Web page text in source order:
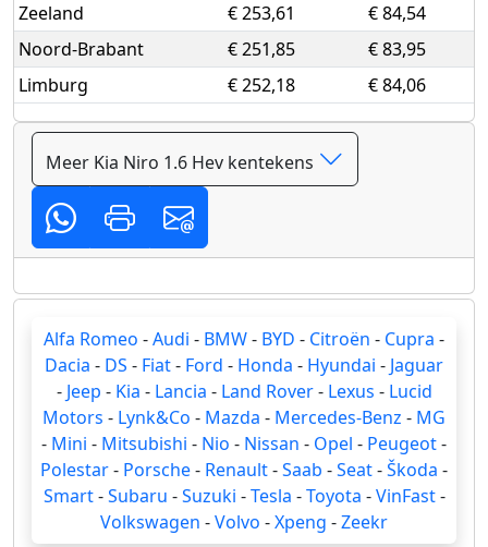
Zeeland
€ 253,61
€ 84,54
Noord-Brabant
€ 251,85
€ 83,95
Limburg
€ 252,18 € 84,06
Meer Kia Niro 1.6 Hev kentekens
Alfa Romeo -Audi - BMW- BYD - Citroën - Cupra -
Dacia - DS - Fiat- Ford - Honda - Hyundai - Jaguar
- Jeep - Kia - Lancia - Land Rover- Lexus - Lucid
Motors - Lynk&Co - Mazda - Mercedes-Benz - MG
- Mini - Mitsubishi - Nio - Nissan - Opel - Peugeot-
Polestar- Porsche- Renault-Saab -Seat-Škoda -
Smart-Subaru -Suzuki -Tesla -Toyota -VinFast-
Volkswagen -Volvo -Xpeng -Zeekr